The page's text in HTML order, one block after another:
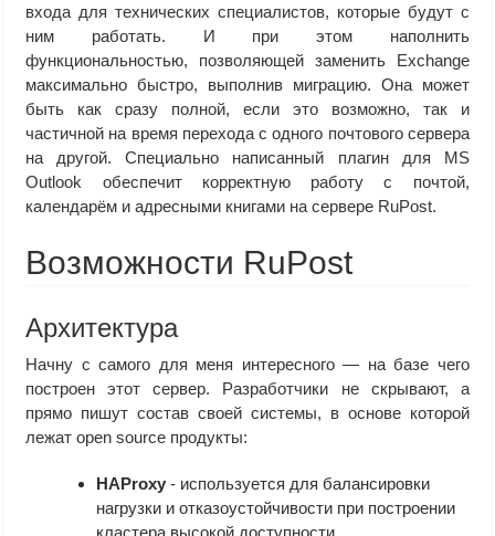
входа для технических специалистов, которые будут с
ним работать. И при этом наполнить
функциональностью, позволяющей заменить Exchange
максимально быстро, выполнив миграцию. Она может
быть как сразу полной, если это возможно, так и
частичной на время перехода с одного почтового сервера
на другой. Специально написанный плагин для MS
Outlook обеспечит корректную работу с почтой,
календарём и адресными книгами на сервере RuPost.
Возможности RuPost
Архитектура
Начну с самого для меня интересного — на базе чего
построен этот сервер. Разработчики не скрывают, а
прямо пишут состав своей системы, в основе которой
лежат open source продукты:
HAProxy- используется для балансировки
нагрузки и отказоустойчивости при построении